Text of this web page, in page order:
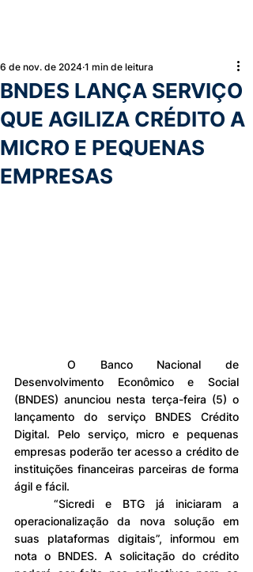
BNDES LANÇA SERVIÇO
QUE AGILIZA CRÉDITO A
MICRO E PEQUENAS
EMPRESAS
6 de nov. de 2024 1 min de leitura
Desenvolvimento Econômico e Social
(BNDES) anunciou nesta terça-feira (5) o
lançamento do serviço BNDES Crédito
Digital. Pelo serviço, micro e pequenas
empresas poderão ter acesso a crédito de
instituições financeiras parceiras de forma
ágil e fácil.
operacionalização da nova solução em
suas plataformas digitais”, informou em
nota o BNDES. A solicitação do crédito